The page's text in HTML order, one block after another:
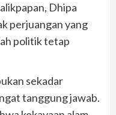
Dhipa
perjuangan yang
politik tetap
sekadar
tanggung jawab.